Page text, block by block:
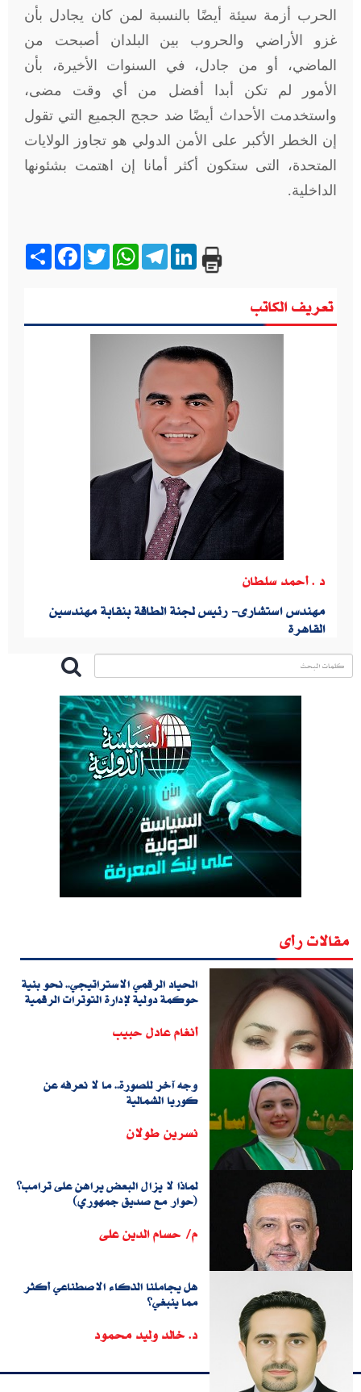
الحرب أزمة سيئة أيضًا بالنسبة لمن كان يجادل بأن
غزو الأراضي والحروب بين البلدان أصبحت من
الماضي، أو من جادل، في السنوات الأخيرة، بأن
الأمور لم تكن أبدا أفضل من أي وقت مضى،
واستخدمت الأحداث أيضًا ضد حجج الجميع التي تقول
إن الخطر الأكبر على الأمن الدولي هو تجاوز الولايات
المتحدة، التى ستكون أكثر أمانا إن اهتمت بشئونها
الداخلية.
Share
FacebookTwitter
WhatsApp
Telegram
LinkedIn
تعريف الكاتب
د . أحمد سلطان
مهندس استشارى- رئيس لجنة الطاقة بنقابة مهندسين
القاهرة
مقالات رأى
الحياد الرقمي الاستراتيجي.. نحو بنية
حوكمة دولية لإدارة التوترات الرقمية
أنغام عادل حبيب
وجه آخر للصورة.. ما لا نعرفه عن
كوريا الشمالية
نسرين طولان
لماذا لا يزال البعض يراهن على ترامب؟
(حوار مع صديق جمهوري)
م/ حسام الدين على
هل يجاملنا الذكاء الاصطناعي أكثر
مما ينبغي؟
د. خالد وليد محمود